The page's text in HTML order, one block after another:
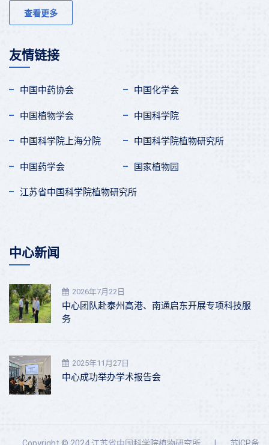
查看更多
友情链接
中国中药协会 中国化学会
中国植物学会 中国科学院
中国科学院上海分院 中国科学院植物研究所
中国药学会 国家植物园
江苏省中国科学院植物研究所
中心新闻
2026年7月22日
中心团队赴泰州高港、南通启东开展专项科技服
务
2025年11月27日
中心成功举办学术报告会